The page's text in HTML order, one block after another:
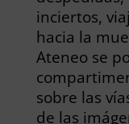
inciertos,
hacia la
Ateneo se
sobre las
de las